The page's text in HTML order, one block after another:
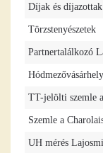
Díjak és díjazottak
Törzstenyészetek
Partnertalálkozó
TT-jelölti szemle
Szemle a
UH mérés